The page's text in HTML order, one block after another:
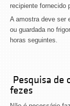
recipiente fornecido
A amostra deve ser
ou guardada no
horas seguintes.
Pesquisa de
fezes